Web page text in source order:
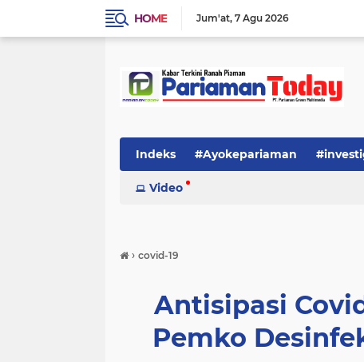
HOME Jum'at 7 Agu 2026
Indeks #Ayokepariaman
Video
› covid-19
Antisipasi
Pemko